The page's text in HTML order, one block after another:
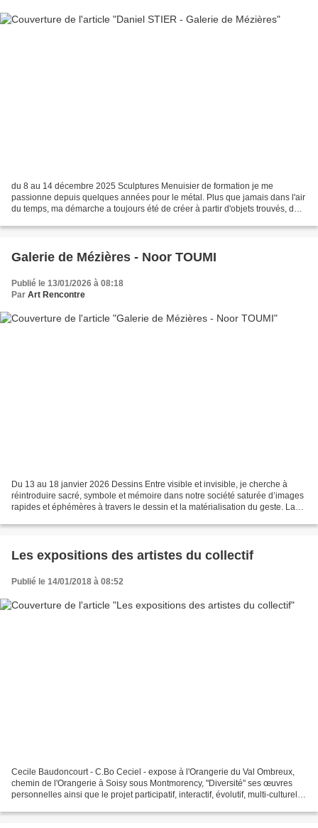
du 8 au 14 décembre 2025 Sculptures Menuisier de formation je me
passionne depuis quelques années pour le métal. Plus que jamais dans l'air
du temps, ma démarche a toujours été de créer à partir d'objets trouvés, de
Galerie de Mézières - Noor TOUMI
Publié le 13/01/2026 à 08:18
Par Art Rencontre
Du 13 au 18 janvier 2026 Dessins Entre visible et invisible, je cherche à
réintroduire sacré, symbole et mémoire dans notre société saturée d’images
rapides et éphémères à travers le dessin et la matérialisation du geste. La
Les expositions des artistes du collectif
Publié le 14/01/2018 à 08:52
Cecile Baudoncourt - C.Bo Ceciel - expose à l'Orangerie du Val Ombreux,
chemin de l'Orangerie à Soisy sous Montmorency, "Diversité" ses œuvres
personnelles ainsi que le projet participatif, interactif, évolutif, multi-culturel,